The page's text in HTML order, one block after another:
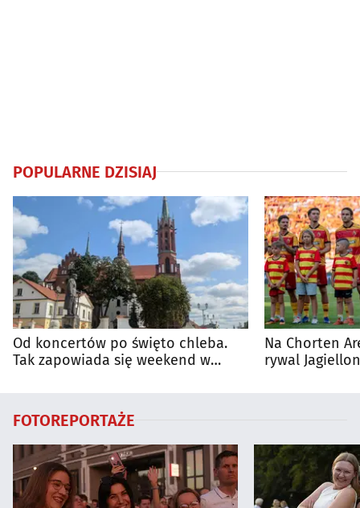
POPULARNE DZISIAJ
Od koncertów po święto chleba.
Tak zapowiada się weekend w
Na Chorten
rywal
FOTOREPORTAŻE